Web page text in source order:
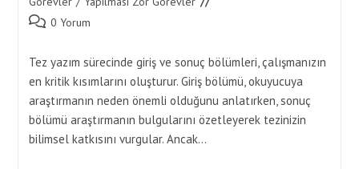
Post 0 Yorum
Tez yazım sürecinde giriş ve sonuç bölümleri, çalışmanızın
en kritik kısımlarını oluşturur. Giriş bölümü, okuyucuya
araştırmanın neden önemli olduğunu anlatırken, sonuç
bölümü araştırmanın bulgularını özetleyerek tezinizin
bilimsel katkısını vurgular. Ancak…